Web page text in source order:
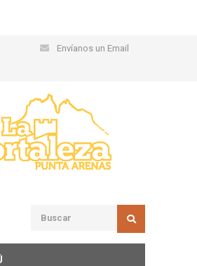
Envíanos un Email